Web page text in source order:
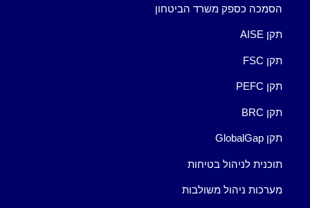
הסמכה כספק משרד הביטחון
תקן AISE
תקן FSC
תקן PEFC
תקן BRC
תקן GlobalGap
תוכנית לניהול בטיחות
מערכות ניהול משולבות